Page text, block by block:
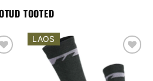
TOOTED
LAOS
Add to
wishlist